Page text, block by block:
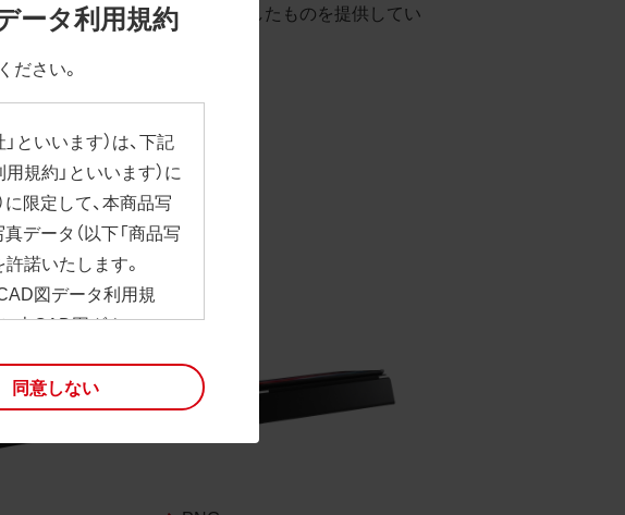
ータ利用規約
ださい。
といいます）は、下記
規約」といいます）に
限定して、本商品写
データ（以下「商品写
諾いたします。
CAD図データ利用規
本CAD図ダウンロー
品写真データ利用規
みなされます。
規約の記載事項は予
ロードする際には最
同意しない
画像は原則として背景を透過したものを提供してい
ださい。
)」